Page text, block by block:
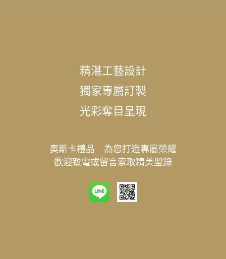
精湛工藝設計
獨家專屬訂製
光彩奪目呈現
奧斯卡禮品 為您打造專屬榮耀
歡迎致電或留言索取精美型錄